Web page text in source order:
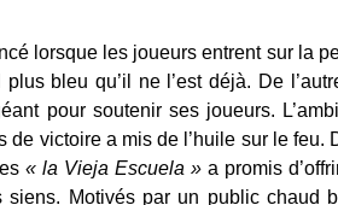
lorsque les joueurs entrent sur la
bleu qu’il ne l’est déjà. De
pour soutenir ses joueurs.
victoire a mis de l’huile sur le feu.
« la Vieja Escuela »a promis
Motivés par un public chaud